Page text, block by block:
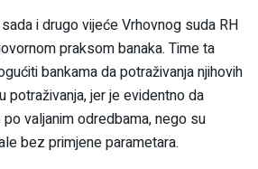
i drugo vijeće Vrhovnog suda RH
praksom banaka. Time ta
bankama da potraživanja njihovih
potraživanja, jer je evidentno da
valjanim odredbama, nego su
bez primjene parametara.